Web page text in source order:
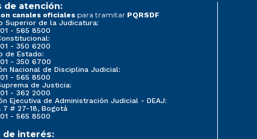
de atención:
canales oficiales para tramitar PQRSDF
Superior de la Judicatura:
- 565 8500
- 350 6200
de Estado:
- 350 6700
Nacional de Disciplina Judicial:
- 565 8500
de Justicia:
- 362 2000
Ejecutiva de Administración Judicial - DEAJ:
7 # 27-18, Bogotá
- 565 8500
de interés: